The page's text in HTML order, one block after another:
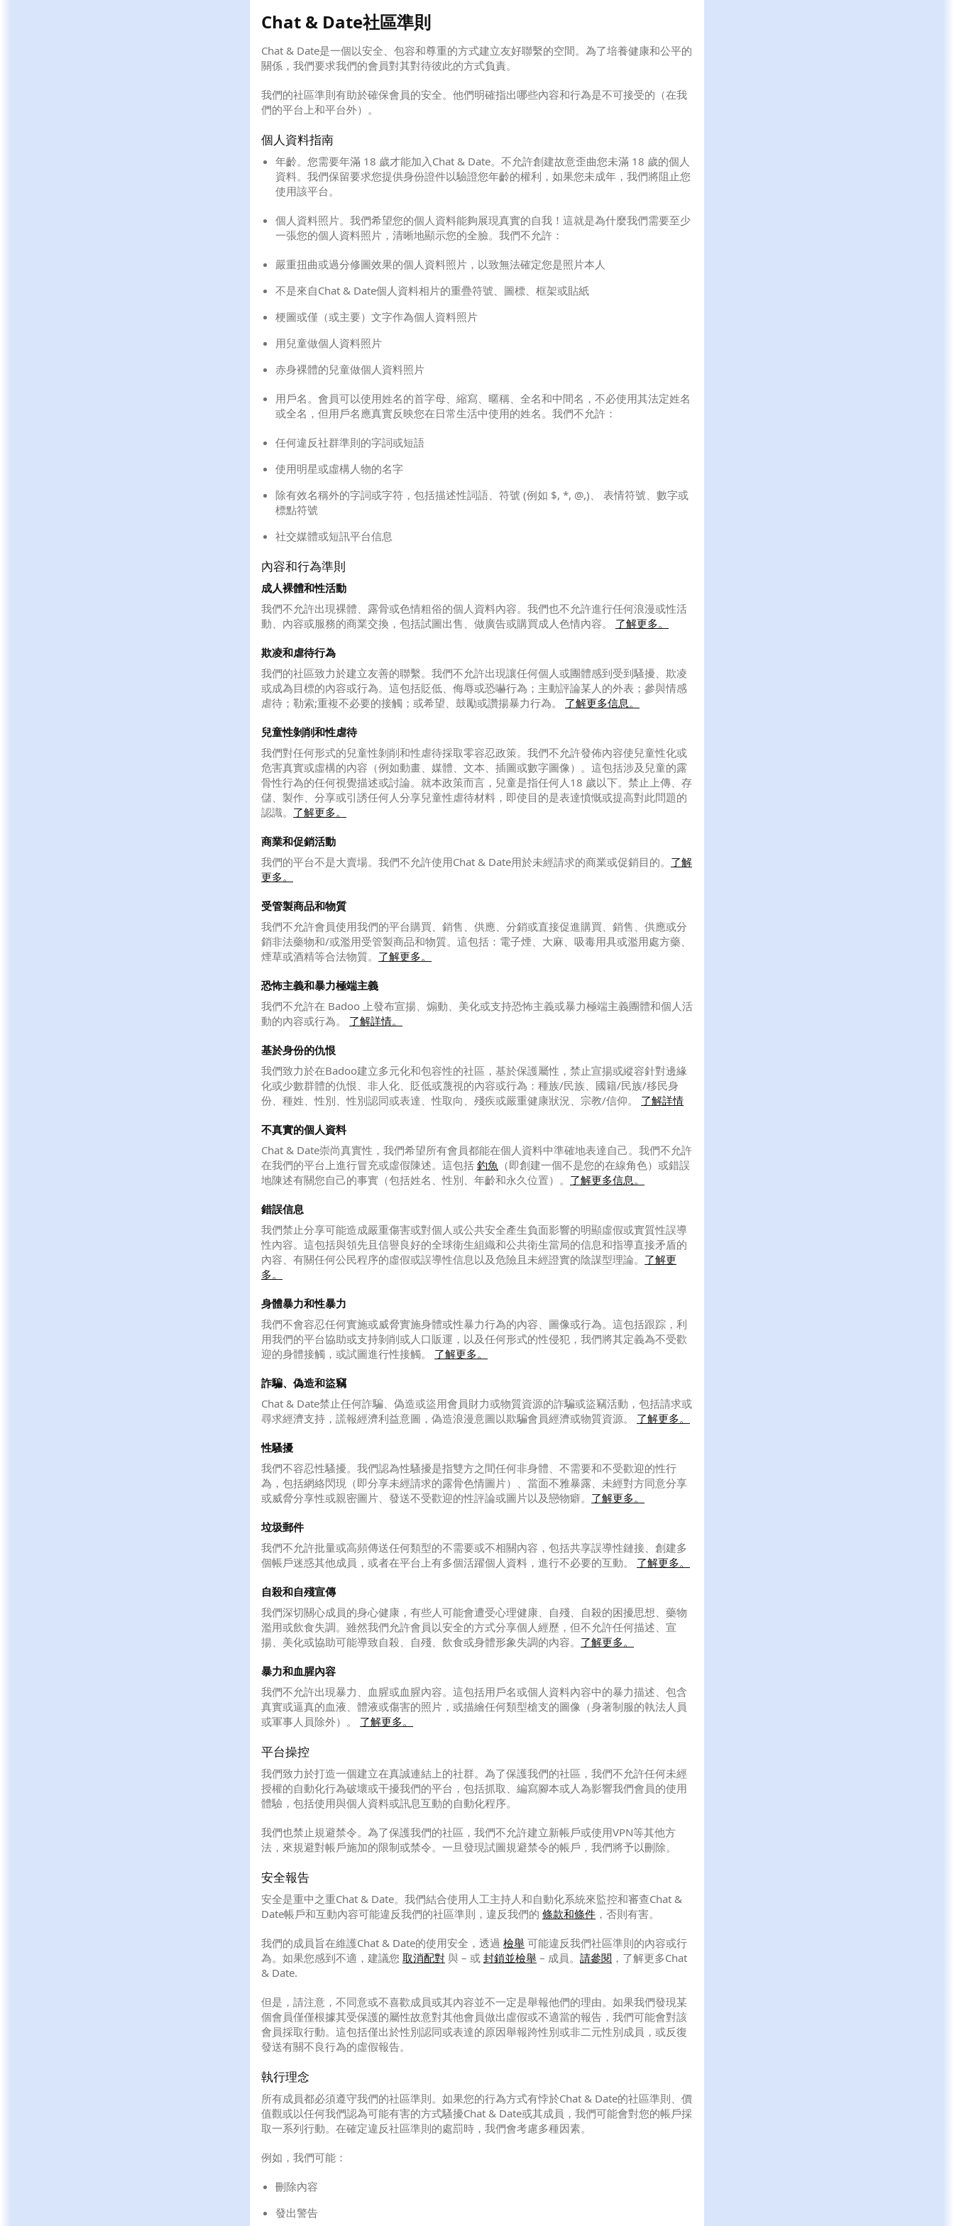
Chat & Date社區準則
Chat & Date是一個以安全、包容和尊重的方式建立友好聯繫的空間。為了培養健康和公平的
關係，我們要求我們的會員對其對待彼此的方式負責。
我們的社區準則有助於確保會員的安全。他們明確指出哪些內容和行為是不可接受的（在我
們的平台上和平台外）。
個人資料指南
年齡。您需要年滿 18 歲才能加入Chat & Date。不允許創建故意歪曲您未滿 18 歲的個人
資料。我們保留要求您提供身份證件以驗證您年齡的權利，如果您未成年，我們將阻止您
使用該平台。
個人資料照片。我們希望您的個人資料能夠展現真實的自我！這就是為什麼我們需要至少
一張您的個人資料照片，清晰地顯示您的全臉。我們不允許：
嚴重扭曲或過分修圖效果的個人資料照片，以致無法確定您是照片本人
不是來自Chat & Date個人資料相片的重疊符號、圖標、框架或貼紙
梗圖或僅（或主要）文字作為個人資料照片
用兒童做個人資料照片
赤身裸體的兒童做個人資料照片
用戶名。會員可以使用姓名的首字母、縮寫、暱稱、全名和中間名，不必使用其法定姓名
或全名，但用戶名應真實反映您在日常生活中使用的姓名。我們不允許：
任何違反社群準則的字詞或短語
使用明星或虛構人物的名字
除有效名稱外的字詞或字符，包括描述性詞語、符號 (例如 $, *, @,)、 表情符號、數字或
標點符號
社交媒體或短訊平台信息
內容和行為準則
成人裸體和性活動
我們不允許出現裸體、露骨或色情粗俗的個人資料內容。我們也不允許進行任何浪漫或性活
動、內容或服務的商業交換，包括試圖出售、做廣告或購買成人色情內容。 了解更多。
欺凌和虐待行為
我們的社區致力於建立友善的聯繫。我們不允許出現讓任何個人或團體感到受到騷擾、欺凌
或成為目標的內容或行為。這包括貶低、侮辱或恐嚇行為；主動評論某人的外表；參與情感
虐待；勒索;重複不必要的接觸；或希望、鼓勵或讚揚暴力行為。 了解更多信息。
兒童性剝削和性虐待
我們對任何形式的兒童性剝削和性虐待採取零容忍政策。我們不允許發佈內容使兒童性化或
危害真實或虛構的內容（例如動畫、媒體、文本、插圖或數字圖像）。這包括涉及兒童的露
骨性行為的任何視覺描述或討論。就本政策而言，兒童是指任何人18 歲以下。禁止上傳、存
儲、製作、分享或引誘任何人分享兒童性虐待材料，即使目的是表達憤慨或提高對此問題的
認識。 了解更多。
商業和促銷活動
我們的平台不是大賣場。我們不允許使用Chat & Date用於未經請求的商業或促銷目的。 了解
更多。
受管製商品和物質
我們不允許會員使用我們的平台購買、銷售、供應、分銷或直接促進購買、銷售、供應或分
銷非法藥物和/或濫用受管製商品和物質。這包括：電子煙、大麻、吸毒用具或濫用處方藥、
煙草或酒精等合法物質。 了解更多。
恐怖主義和暴力極端主義
我們不允許在 Badoo 上發布宣揚、煽動、美化或支持恐怖主義或暴力極端主義團體和個人活
動的內容或行為。 了解詳情。
基於身份的仇恨
我們致力於在Badoo建立多元化和包容性的社區，基於保護屬性，禁止宣揚或縱容針對邊緣
化或少數群體的仇恨、非人化、貶低或蔑視的內容或行為：種族/民族、國籍/民族/移民身
份、種姓、性別、性別認同或表達、性取向、殘疾或嚴重健康狀況、宗教/信仰。 了解詳情
不真實的個人資料
Chat & Date崇尚真實性，我們希望所有會員都能在個人資料中準確地表達自己。我們不允許
在我們的平台上進行冒充或虛假陳述。這包括 釣魚 （即創建一個不是您的在線角色）或錯誤
地陳述有關您自己的事實（包括姓名、性別、年齡和永久位置）。 了解更多信息。
錯誤信息
我們禁止分享可能造成嚴重傷害或對個人或公共安全產生負面影響的明顯虛假或實質性誤導
性內容。這包括與領先且信譽良好的全球衛生組織和公共衛生當局的信息和指導直接矛盾的
內容、有關任何公民程序的虛假或誤導性信息以及危險且未經證實的陰謀型理論。 了解更
多。
身體暴力和性暴力
我們不會容忍任何實施或威脅實施身體或性暴力行為的內容、圖像或行為。這包括跟踪，利
用我們的平台協助或支持剝削或人口販運，以及任何形式的性侵犯，我們將其定義為不受歡
迎的身體接觸，或試圖進行性接觸。 了解更多。
詐騙、偽造和盜竊
Chat & Date禁止任何詐騙、偽造或盜用會員財力或物質資源的詐騙或盜竊活動，包括請求或
尋求經濟支持，謊報經濟利益意圖，偽造浪漫意圖以欺騙會員經濟或物質資源。 了解更多。
性騷擾
我們不容忍性騷擾。我們認為性騷擾是指雙方之間任何非身體、不需要和不受歡迎的性行
為，包括網絡閃現（即分享未經請求的露骨色情圖片）、當面不雅暴露、未經對方同意分享
或威脅分享性或親密圖片、發送不受歡迎的性評論或圖片以及戀物癖。 了解更多。
垃圾郵件
我們不允許批量或高頻傳送任何類型的不需要或不相關內容，包括共享誤導性鏈接、創建多
個帳戶迷惑其他成員，或者在平台上有多個活躍個人資料，進行不必要的互動。 了解更多。
自殺和自殘宣傳
我們深切關心成員的身心健康，有些人可能會遭受心理健康、自殘、自殺的困擾思想、藥物
濫用或飲食失調。雖然我們允許會員以安全的方式分享個人經歷，但不允許任何描述、宣
揚、美化或協助可能導致自殺、自殘、飲食或身體形象失調的內容。 了解更多。
暴力和血腥內容
我們不允許出現暴力、血腥或血腥內容。這包括用戶名或個人資料內容中的暴力描述、包含
真實或逼真的血液、體液或傷害的照片，或描繪任何類型槍支的圖像（身著制服的執法人員
或軍事人員除外）。 了解更多。
平台操控
我們致力於打造一個建立在真誠連結上的社群。為了保護我們的社區，我們不允許任何未經
授權的自動化行為破壞或干擾我們的平台，包括抓取、編寫腳本或人為影響我們會員的使用
體驗，包括使用與個人資料或訊息互動的自動化程序。
我們也禁止規避禁令。為了保護我們的社區，我們不允許建立新帳戶或使用VPN等其他方
法，來規避對帳戶施加的限制或禁令。一旦發現試圖規避禁令的帳戶，我們將予以刪除。
安全報告
安全是重中之重Chat & Date。我們結合使用人工主持人和自動化系統來監控和審查Chat &
Date帳戶和互動內容可能違反我們的社區準則，違反我們的 條款和條件 ，否則有害。
我們的成員旨在維護Chat & Date的使用安全，透過 檢舉 可能違反我們社區準則的內容或行
為。如果您感到不適，建議您 取消配對 與 – 或 封鎖並檢舉 – 成員。 請參閱 ，了解更多Chat
& Date.
但是，請注意，不同意或不喜歡成員或其內容並不一定是舉報他們的理由。如果我們發現某
個會員僅僅根據其受保護的屬性故意對其他會員做出虛假或不適當的報告，我們可能會對該
會員採取行動。這包括僅出於性別認同或表達的原因舉報跨性別或非二元性別成員，或反復
發送有關不良行為的虛假報告。
執行理念
所有成員都必須遵守我們的社區準則。如果您的行為方式有悖於Chat & Date的社區準則、價
值觀或以任何我們認為可能有害的方式騷擾Chat & Date或其成員，我們可能會對您的帳戶採
取一系列行動。在確定違反社區準則的處罰時，我們會考慮多種因素。
例如，我們可能：
刪除內容
發出警告